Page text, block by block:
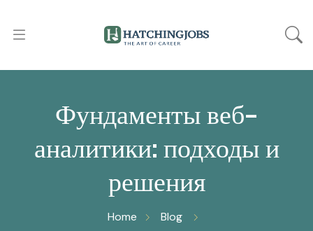
Фундаменты веб-
аналитики: подходы и
решения
Home
Blog